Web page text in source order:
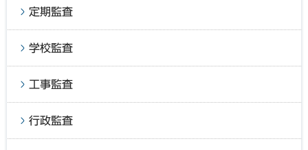
定期監査
学校監査
工事監査
行政監査